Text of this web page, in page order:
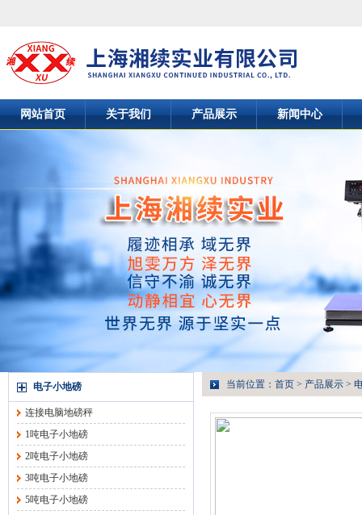
网站首页 关于我们 产品展示 新闻中心
电子小地磅
连接电脑地磅秤
1吨电子小地磅
2吨电子小地磅
3吨电子小地磅
5吨电子小地磅
当前位置： 首页 > 产品展示 >